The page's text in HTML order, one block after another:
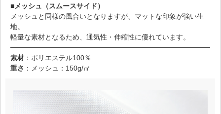
■メッシュ（スムースサイド）
メッシュと同様の風合いとなりますが、マットな印象が強い生
地。
軽量な素材となるため、通気性・伸縮性に優れています。
素材 ：ポリエステル100％
重さ ：メッシュ：150g/㎡